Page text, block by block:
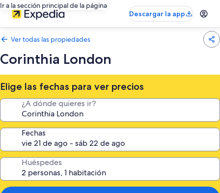
Ir a la sección principal de la página
Descargar la app
Ver todas las propiedades
Corinthia London
Elige las fechas para ver precios
¿A dónde quieres ir?
Fechas
Huéspedes